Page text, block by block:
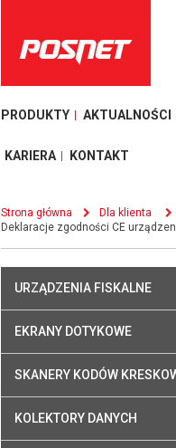
PRODUKTY AKTUALNOŚCI
KARIERA KONTAKT
Strona główna Dla klienta
Deklaracje zgodności CE
URZĄDZENIA FISKALNE
EKRANY DOTYKOWE
SKANERY KODÓW
KOLEKTORY DANYCH